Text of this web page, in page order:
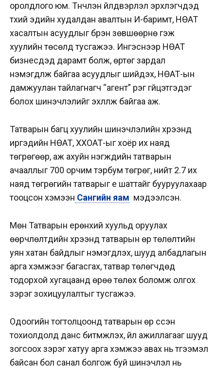
оролдлого юм. Түүнчлэн үйлдвэрлэл эрхлэгчдэд
түүхий эдийн худалдан авалтын И-баримт, НӨАТ
хасалтын асуудлыг бүрэн зөвшөөрнө гэж
хуулийн төсөлд тусгажээ. Ингэснээр НӨАТ
бизнесүүдэд дарамт болж, өртөг зардал
нэмэгдүүлж байгаа асуудлыг шийдэх, НӨАТ-ын
дамжуулан тайлагнагч “агент” үүрэг гүйцэтгэдэг
болох шинэчлэлийг эхлүүлж байгаа аж.
Татварын багц хуулийн шинэчлэлийн хүрээнд
иргэдийн НӨАТ, ХХОАТ-ыг хоёр их наяд
төгрөгөөр, аж ахуйн нэгжүүдийн татварын
ачааллыг 700 орчим тэрбум төгрөг, нийт 2.7 их
наяд төгрөгийн татварыг үе шаттайг бууруулахаар
тооцсон хэмээн Сангийн яам мэдээлсэн.
Мөн Татварын ерөнхий хуульд оруулах
өөрчлөлтүүдийн хүрээнд татварын өр төлөлтийн
уян хатан байдлыг нэмэгдүүлэх, шууд албадлагын
арга хэмжээг багасгах, татвар төлөгчдөд
тодорхой хугацаанд өрөө төлөх боломж олгох
зэрэг зохицуулалтыг тусгажээ.
Одоогийн тогтолцоонд татварын өр үүссэн
тохиолдолд данс битүүмжлэх, үйл ажиллагааг шууд
зогсоох зэрэг хатуу арга хэмжээ авах нь түгээмэл
байсан бол санал болгож буй шинэчлэл нь